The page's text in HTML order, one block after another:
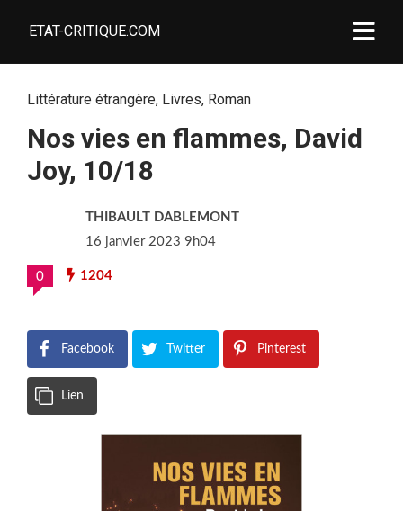
ETAT-CRITIQUE.COM
Littérature étrangère, Livres, Roman
Nos vies en flammes, David
Joy, 10/18
THIBAULT DABLEMONT
16 janvier 2023 9h04
0 1204
Facebook Twitter Pinterest
Lien